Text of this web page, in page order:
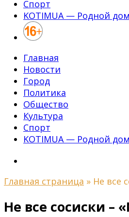
Спорт
KOTIMUA — Родной дом
Главная
Новости
Город
Политика
Общество
Культура
Спорт
KOTIMUA — Родной дом
Главная страница » Не все
Не все сосиски –